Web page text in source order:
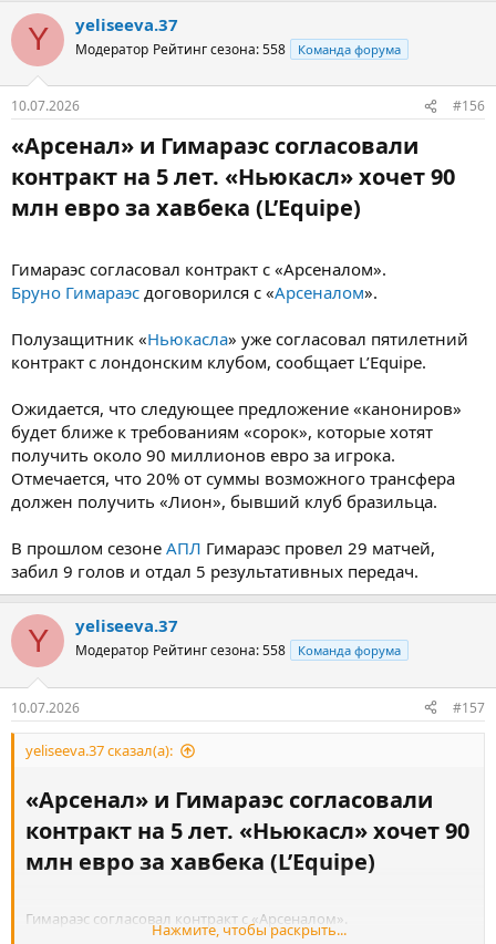
Y yeliseeva.37
Модератор Рейтинг сезона: 558 Команда форума
10.07.2026 #156
«Арсенал» и Гимараэс согласовали
контракт на 5 лет. «Ньюкасл» хочет 90
млн евро за хавбека (L’Equipe)​
Гимараэс согласовал контракт с «Арсеналом».
Бруно Гимараэс договорился с «Арсеналом».
Полузащитник «Ньюкасла» уже согласовал пятилетний
контракт с лондонским клубом, сообщает L’Equipe.
Ожидается, что следующее предложение «канониров»
будет ближе к требованиям «сорок», которые хотят
получить около 90 миллионов евро за игрока.
Отмечается, что 20% от суммы возможного трансфера
должен получить «Лион», бывший клуб бразильца.
В прошлом сезоне АПЛ Гимараэс провел 29 матчей,
забил 9 голов и отдал 5 результативных передач.
Y yeliseeva.37
Модератор Рейтинг сезона: 558 Команда форума
10.07.2026 #157
yeliseeva.37 сказал(а):
«Арсенал» и Гимараэс согласовали
контракт на 5 лет. «Ньюкасл» хочет 90
млн евро за хавбека (L’Equipe)​
Гимараэс согласовал контракт с «Арсеналом».
договорился с «Арсеналом».
Нажмите, чтобы раскрыть...